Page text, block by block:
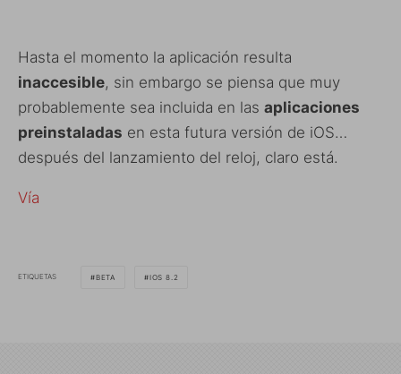
Hasta el momento la aplicación resulta
inaccesible, sin embargo se piensa que muy
probablemente sea incluida en las aplicaciones
preinstaladas en esta futura versión de iOS…
después del lanzamiento del reloj, claro está.
Vía
ETIQUETAS BETA IOS 8.2